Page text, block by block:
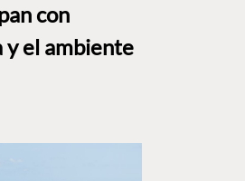
con
y el ambiente